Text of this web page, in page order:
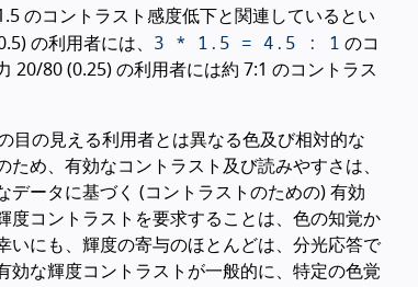
のコントラスト感度低下と関連しているとい
の利用者には、 3 * 1.5 = 4.5 : 1 のコ
20/80 (0.25) の利用者には約 7:1 のコントラス
目の見える利用者とは異なる色及び相対的な
め、有効なコントラスト及び読みやすさは、
データに基づく (コントラストのための) 有効
度コントラストを要求することは、色の知覚か
いにも、輝度の寄与のほとんどは、分光応答で
効な輝度コントラストが一般的に、特定の色覚